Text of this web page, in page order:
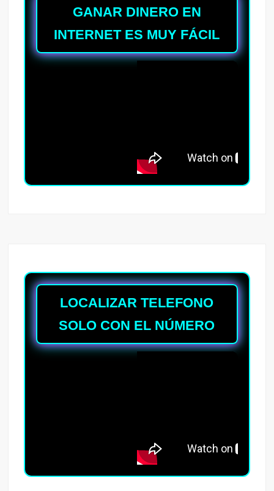
GANAR DINERO EN
INTERNET ES MUY FÁCIL
LOCALIZAR TELEFONO
SOLO CON EL NÚMERO